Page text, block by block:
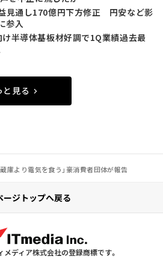
見通し170億円下方修正 円安など影
参入
け半導体基板材好調で1Q業績過去最
と見る
蔵庫より電気を食う」豪消費者団体が報告
ージトップへ戻る
ディア株式会社の登録商標です。